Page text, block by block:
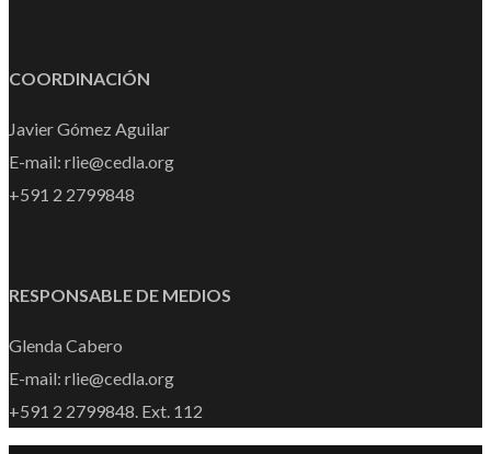
COORDINACIÓN
Javier Gómez Aguilar
E-mail: rlie@cedla.org
+591 2 2799848
RESPONSABLE DE MEDIOS
Glenda Cabero
E-mail: rlie@cedla.org
+591 2 2799848. Ext. 112